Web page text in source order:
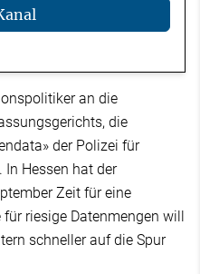
an die
die
der Polizei für
Hessen hat der
Zeit für eine
riesige Datenmengen will
schneller auf die Spur